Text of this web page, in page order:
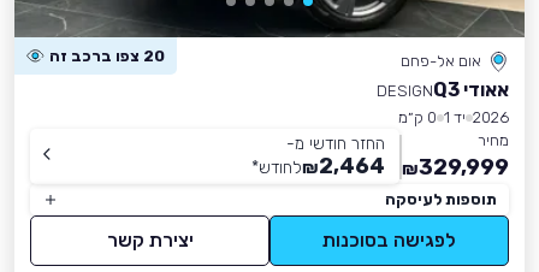
אום אל-פחם 20 צפו ברכב זה
אאודי Q3
DESIGN
2026 יד 1
0 ק״מ
מחיר
329,999
₪
החזר חודשי מ-
2,464
₪לחודש*
תוספות לעיסקה
לפגישה בסוכנות יצירת קשר